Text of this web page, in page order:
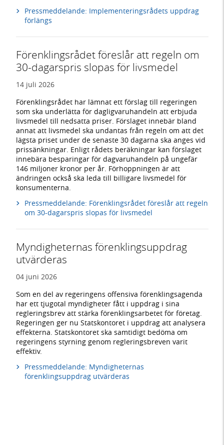
Pressmeddelande: Implementeringsrådets uppdrag
förlängs
Förenklingsrådet föreslår att regeln om
30-dagarspris slopas för livsmedel
14 juli 2026
Förenklingsrådet har lämnat ett förslag till regeringen
som ska underlätta för dagligvaruhandeln att erbjuda
livsmedel till nedsatta priser. Förslaget innebär bland
annat att livsmedel ska undantas från regeln om att det
lägsta priset under de senaste 30 dagarna ska anges vid
prissänkningar. Enligt rådets beräkningar kan förslaget
innebära besparingar för dagvaruhandeln på ungefär
146 miljoner kronor per år. Förhoppningen är att
ändringen också ska leda till billigare livsmedel för
konsumenterna.
Pressmeddelande: Förenklingsrådet föreslår att regeln
om 30-dagarspris slopas för livsmedel
Myndigheternas förenklingsuppdrag
utvärderas
04 juni 2026
Som en del av regeringens offensiva förenklingsagenda
har ett tjugotal myndigheter fått i uppdrag i sina
regleringsbrev att stärka förenklingsarbetet för företag.
Regeringen ger nu Statskontoret i uppdrag att analysera
effekterna. Statskontoret ska samtidigt bedöma om
regeringens styrning genom regleringsbreven varit
effektiv.
Pressmeddelande: Myndigheternas
förenklingsuppdrag utvärderas